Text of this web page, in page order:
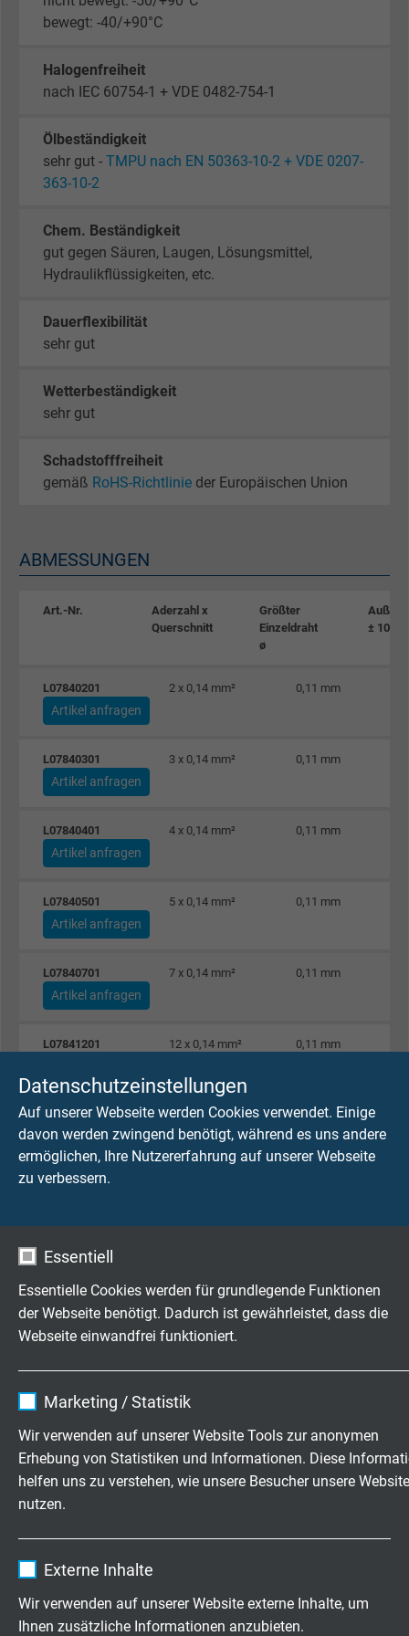
Datenschutzeinstellungen
Auf unserer Webseite werden Cookies verwendet. Einige
davon werden zwingend benötigt, während es uns andere
ermöglichen, Ihre Nutzererfahrung auf unserer Webseite
zu verbessern.
Essentiell
Essentielle Cookies werden für grundlegende Funktionen
der Webseite benötigt. Dadurch ist gewährleistet, dass die
Webseite einwandfrei funktioniert.
Laufzeit 1 Jahr
Marketing / Statistik
Wir verwenden auf unserer Website Tools zur anonymen
Erhebung von Statistiken und Informationen. Diese
helfen uns zu verstehen, wie unsere Besucher unsere Website
nutzen.
Externe Inhalte
Wir verwenden auf unserer Website externe Inhalte, um
Ihnen zusätzliche Informationen anzubieten.
bewegt: -40/+90°C
Halogenfreiheit
nach IEC 60754-1 + VDE 0482-754-1
Ölbeständigkeit
sehr gut - TMPU nach EN 50363-10-2 + VDE 0207-
363-10-2
Chem. Beständigkeit
gut gegen Säuren, Laugen, Lösungsmittel,
Hydraulikflüssigkeiten, etc.
Dauerflexibilität
sehr gut
Wetterbeständigkeit
sehr gut
Schadstofffreiheit
gemäß RoHS-Richtlinie der Europäischen Union
ABMESSUNGEN
Art.-Nr.
Aderzahl x
Querschnitt
Größter
Einzeldraht
ø
Außen-
± 10%
L07840201 2 x 0,14 mm² 0,11 mm
Artikel anfragen
L07840301 3 x 0,14 mm² 0,11 mm
Artikel anfragen
L07840401 4 x 0,14 mm² 0,11 mm
Artikel anfragen
L07840501 5 x 0,14 mm² 0,11 mm
Artikel anfragen
L07840701 7 x 0,14 mm² 0,11 mm
Artikel anfragen
L07841201 12 x 0,14 mm² 0,11 mm
L07841801 18 x 0,14 mm² 0,11 mm
Artikel anfragen
L07842501
L07843201
L07840202 2 x 0,25 mm²
L07840302 3 x 0,25 mm²
L07840502 5 x 0,25 mm² 0,11 mm
Artikel anfragen